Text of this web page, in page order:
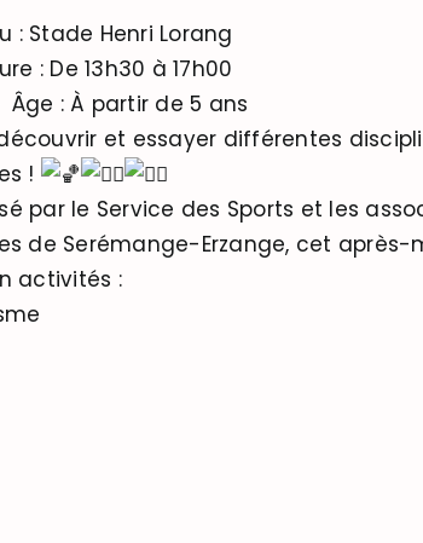
: Stade Henri Lorang
: De 13h30 à 17h00
Âge : À partir de 5 ans
et essayer différentes
!
par le Service des Sports et les
de Serémange-Erzange, cet après-
activités :